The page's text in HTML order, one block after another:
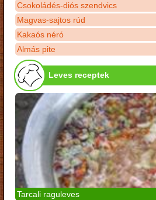
Csokoládés-diós szendvics
Magvas-sajtos rúd
Kakaós néró
Almás pite
Leves receptek
Tarcali raguleves